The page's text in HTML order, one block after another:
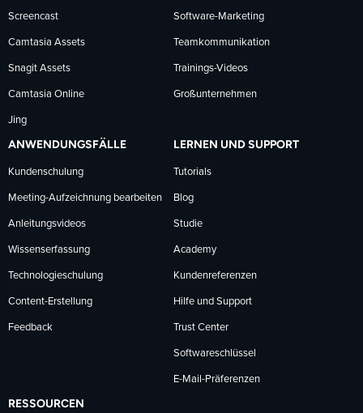
Screencast
Camtasia Assets
Snagit Assets
Camtasia Online
Jing
Software-Marketing
Teamkommunikation
Trainings-Videos
Großunternehmen
ANWENDUNGSFÄLLE
Kundenschulung
Meeting-Aufzeichnung bearbeiten
Anleitungsvideos
Wissenserfassung
Technologieschulung
Content-Erstellung
Feedback
LERNEN UND SUPPORT
Tutorials
Blog
Studie
Academy
Kundenreferenzen
Hilfe und Support
Trust Center
Softwareschlüssel
E-Mail-Präferenzen
RESSOURCEN